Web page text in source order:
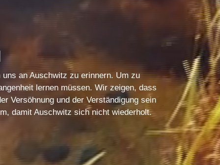
an Auschwitz zu erinnern. Um zu
lernen müssen. Wir zeigen, dass
Versöhnung und der Verständigung sein
damit Auschwitz sich nicht wiederholt.